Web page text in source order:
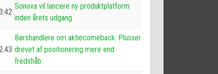
Sonova vil lancere ny produktplatform
inden årets udgang
Børshandlere om aktiecomeback: Plusser
drevet af positionering mere end
fredshåb